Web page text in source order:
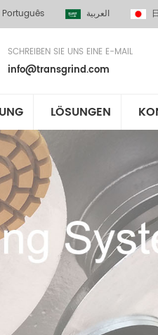
Português العربية
SCHREIBEN SIE UNS EINE E-MAIL
info@transgrind.com
LÖSUNGEN